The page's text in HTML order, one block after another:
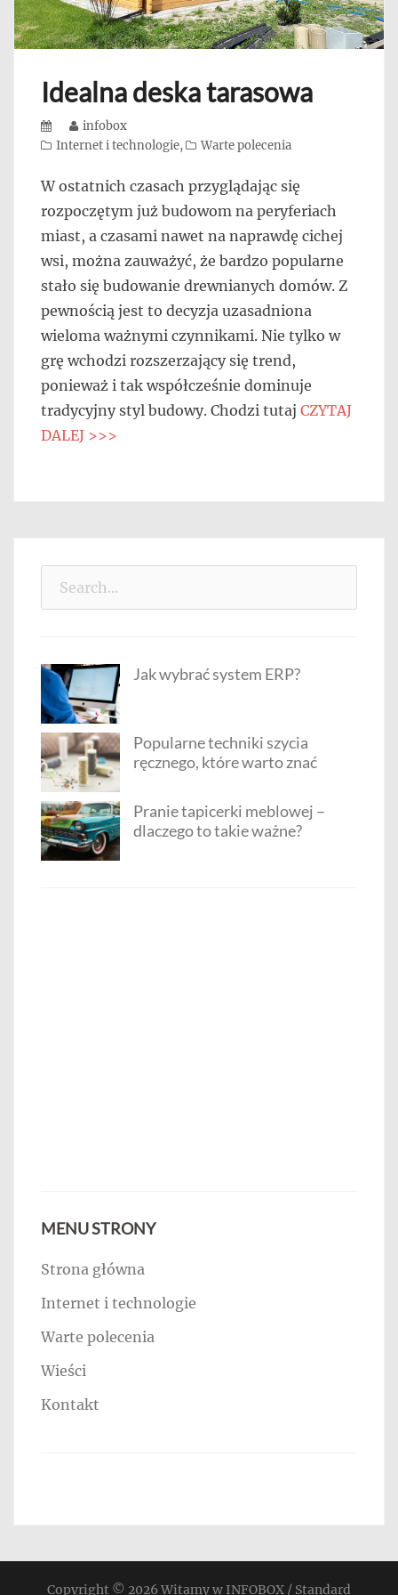
Idealna deska tarasowa
Posted
on
Author
infobox
Categories
Internet i technologie, Warte polecenia
W ostatnich czasach przyglądając się
rozpoczętym już budowom na peryferiach
miast, a czasami nawet na naprawdę cichej
wsi, można zauważyć, że bardzo popularne
stało się budowanie drewnianych domów. Z
pewnością jest to decyzja uzasadniona
wieloma ważnymi czynnikami. Nie tylko w
grę wchodzi rozszerzający się trend,
ponieważ i tak współcześnie dominuje
tradycyjny styl budowy. Chodzi tutaj CZYTAJ
DALEJ >>>
Jak wybrać system ERP?
Popularne techniki szycia
ręcznego, które warto znać
Pranie tapicerki meblowej –
dlaczego to takie ważne?
MENU STRONY
Strona główna
Internet i technologie
Warte polecenia
Wieści
Kontakt
Copyright © 2026Witamy w INFOBOX / Standard